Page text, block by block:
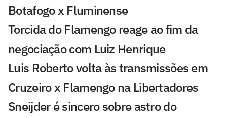
Botafogo x Fluminense
Torcida do Flamengo reage ao fim da
negociação com Luiz Henrique
Luis Roberto volta às transmissões em
Cruzeiro x Flamengo na Libertadores
Sneijder é sincero sobre astro do